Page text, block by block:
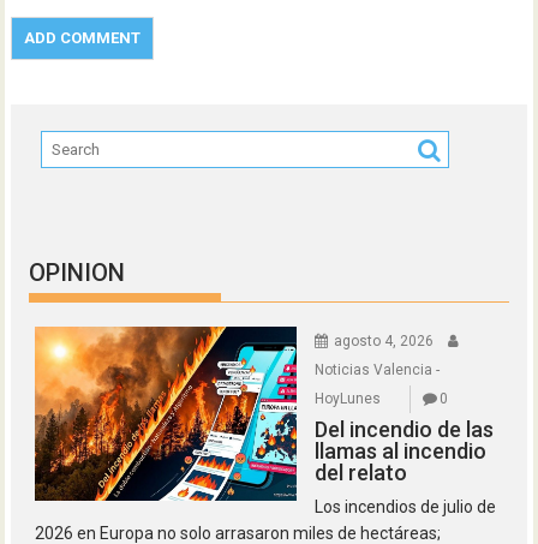
OPINION
agosto 4, 2026
Noticias Valencia -
HoyLunes
0
Del incendio de las
llamas al incendio
del relato
Los incendios de julio de
2026 en Europa no solo arrasaron miles de hectáreas;